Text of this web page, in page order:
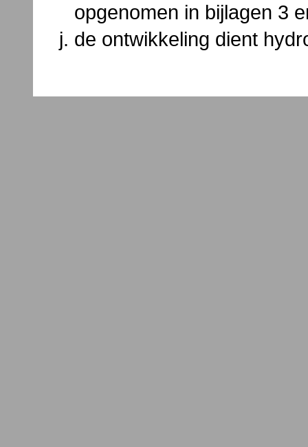
opgenomen in bijlagen 3
de ontwikkeling dient